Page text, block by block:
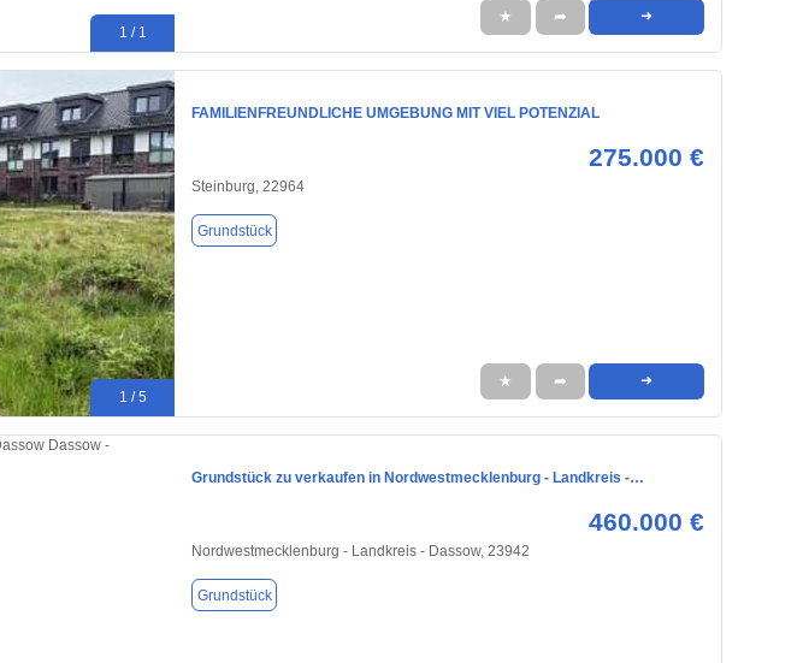
1 / 1
★ ➦ ➜
1 / 5
FAMILIENFREUNDLICHE UMGEBUNG MIT VIEL POTENZIAL
275.000 €
Steinburg, 22964
Grundstück
★ ➦ ➜
Grundstück zu verkaufen in Nordwestmecklenburg - Landkreis -…
460.000 €
Nordwestmecklenburg - Landkreis - Dassow, 23942
Grundstück